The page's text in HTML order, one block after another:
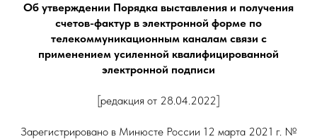
Об утверждении Порядка выставления и получения
счетов-фактур в электронной форме по
телекоммуникационным каналам связи с
применением усиленной квалифицированной
электронной подписи
[редакция от 28.04.2022]
Зарегистрировано в Минюсте России 12 марта 2021 г. №